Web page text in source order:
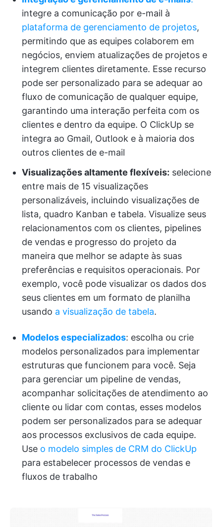
integre a comunicação por e-mail à
plataforma de gerenciamento de projetos,
permitindo que as equipes colaborem em
negócios, enviem atualizações de projetos e
integrem clientes diretamente. Esse recurso
pode ser personalizado para se adequar ao
fluxo de comunicação de qualquer equipe,
garantindo uma interação perfeita com os
clientes e dentro da equipe. O ClickUp se
integra ao Gmail, Outlook e à maioria dos
outros clientes de e-mail
Visualizações altamente flexíveis: selecione
entre mais de 15 visualizações
personalizáveis, incluindo visualizações de
lista, quadro Kanban e tabela. Visualize seus
relacionamentos com os clientes, pipelines
de vendas e progresso do projeto da
maneira que melhor se adapte às suas
preferências e requisitos operacionais. Por
exemplo, você pode visualizar os dados dos
seus clientes em um formato de planilha
usando a visualização de tabela.
Modelos especializados: escolha ou crie
modelos personalizados para implementar
estruturas que funcionem para você. Seja
para gerenciar um pipeline de vendas,
acompanhar solicitações de atendimento ao
cliente ou lidar com contas, esses modelos
podem ser personalizados para se adequar
aos processos exclusivos de cada equipe.
Use o modelo simples de CRM do ClickUp
para estabelecer processos de vendas e
fluxos de trabalho